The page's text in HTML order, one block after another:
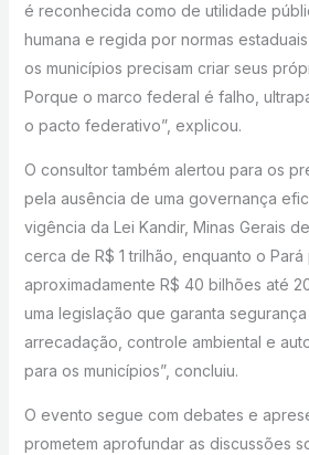
é reconhecida como de utilidade
humana e regida por normas
os municípios precisam criar seus
Porque o marco federal é falho,
o pacto federativo”, explicou.
O consultor também alertou para os
pela ausência de uma governança
vigência da Lei Kandir, Minas Gerais
cerca de R$ 1 trilhão, enquanto o
aproximadamente R$ 40 bilhões até
uma legislação que garanta
arrecadação, controle ambiental e
para os municípios”, concluiu.
O evento segue com debates e
prometem aprofundar as discussões